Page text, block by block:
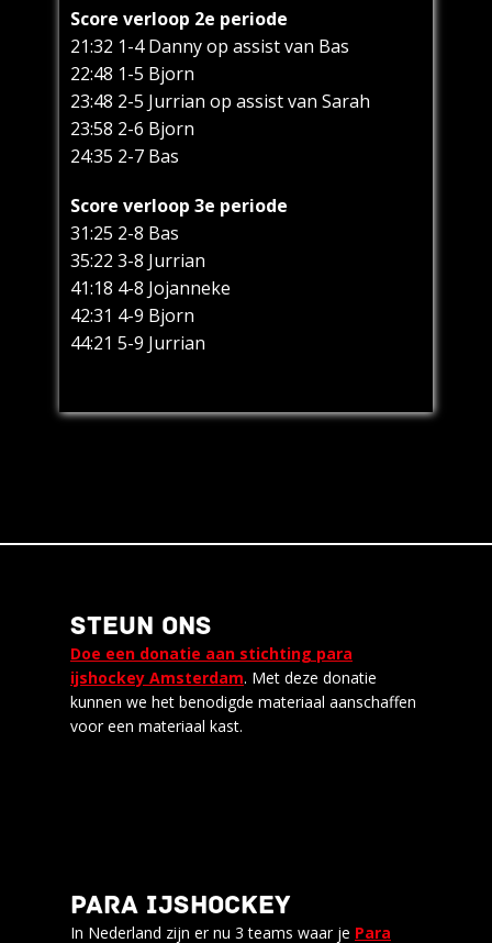
Score verloop 2e periode
21:32 1-4 Danny op assist van Bas
22:48 1-5 Bjorn
23:48 2-5 Jurrian op assist van Sarah
23:58 2-6 Bjorn
24:35 2-7 Bas
Score verloop 3e periode
31:25 2-8 Bas
35:22 3-8 Jurrian
41:18 4-8 Jojanneke
42:31 4-9 Bjorn
44:21 5-9 Jurrian
STEUN ONS
Doe een donatie aan stichting para
ijshockey Amsterdam. Met deze donatie
kunnen we het benodigde materiaal aanschaffen
voor een materiaal kast.
PARA IJSHOCKEY
In Nederland zijn er nu 3 teams waar je Para